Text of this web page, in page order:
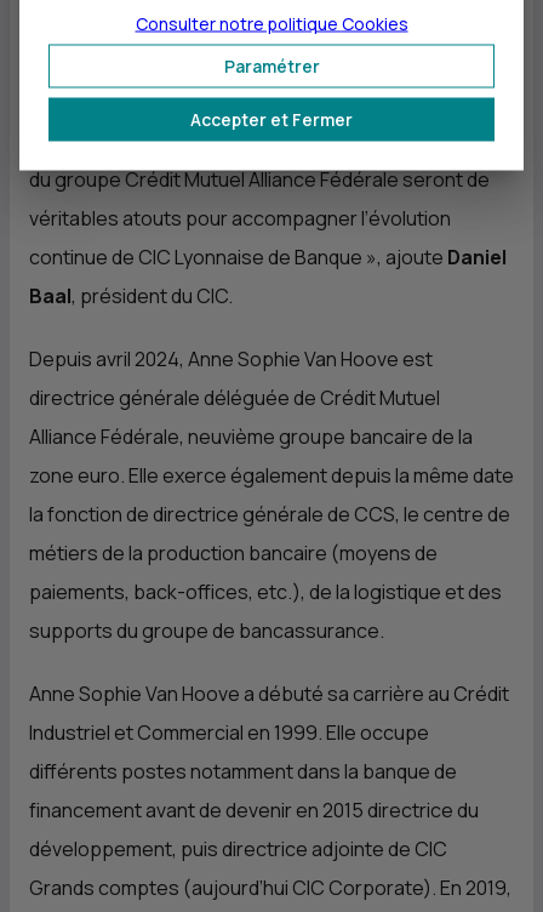
de Banque et mettre son expertise au service des
clients et du territoire. Son expérience passée à la
direction générale deCICNord Ouest ainsi que ses
fonctions actuelles de directrice générale déléguée
du groupe Crédit Mutuel Alliance Fédérale seront de
véritables atouts pour accompagner l’évolution
continue de CIC Lyonnaise de Banque », ajoute Daniel
Baal, président du CIC.
Depuis avril 2024, Anne Sophie Van Hoove est
directrice générale déléguée de Crédit Mutuel
Alliance Fédérale, neuvième groupe bancaire de la
zone euro. Elle exerce également depuis la même date
la fonction de directrice générale de CCS, le centre de
métiers de la production bancaire (moyens de
paiements, back-offices, etc.), de la logistique et des
supports du groupe de bancassurance.
Anne Sophie Van Hoove a débuté sa carrière au Crédit
Industriel et Commercial en 1999. Elle occupe
différents postes notamment dans la banque de
financement avant de devenir en 2015 directrice du
développement, puis directrice adjointe de CIC
Grands comptes (aujourd’hui CIC Corporate). En 2019,
Accepter et Fermer
Paramétrer
Consulter notre politique Cookies